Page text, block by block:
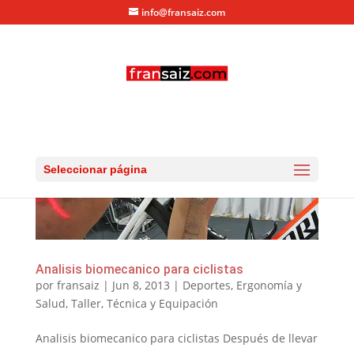
info@fransaiz.com
Seleccionar página
Analisis biomecanico para ciclistas
por fransaiz | Jun 8, 2013 | Deportes, Ergonomía y
Salud, Taller, Técnica y Equipación
Analisis biomecanico para ciclistas Después de llevar